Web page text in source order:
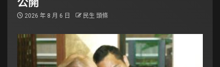
2026 年 8 月 6 日 民生 頭條